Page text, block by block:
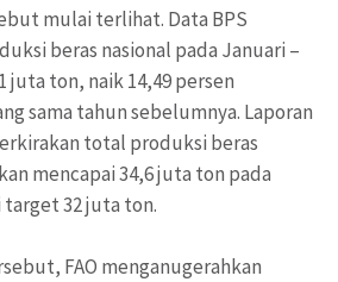
mulai terlihat. Data BPS
beras nasional pada Januari –
juta ton, naik 14,49 persen
sama tahun sebelumnya. Laporan
total produksi beras
mencapai 34,6 juta ton pada
32 juta ton.
FAO menganugerahkan